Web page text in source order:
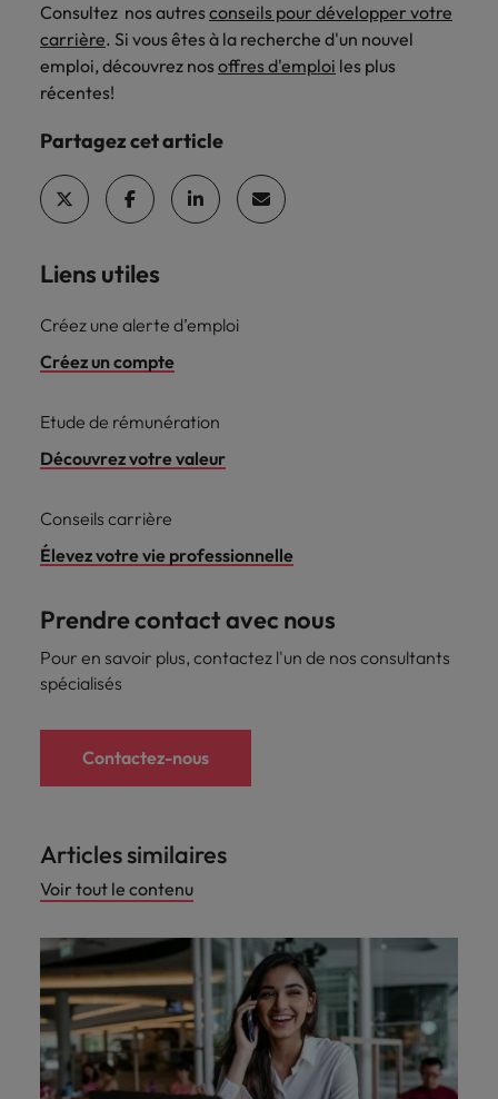
Consultez nos autresconseils pour développer votre
carrière. Si vous êtes à la recherche d'un nouvel
emploi, découvrez nosoffres d'emploi les plus
récentes!
Partagez cet article
Liens utiles
Créez une alerte d’emploi
Créez un compte
Etude de rémunération
Découvrez votre valeur
Conseils carrière
Élevez votre vie professionnelle
Prendre contact avec nous
Pour en savoir plus, contactez l'un de nos consultants
spécialisés
Contactez-nous
Articles similaires
Voir tout le contenu